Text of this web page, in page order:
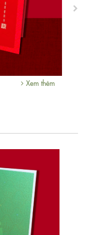
Xem thêm